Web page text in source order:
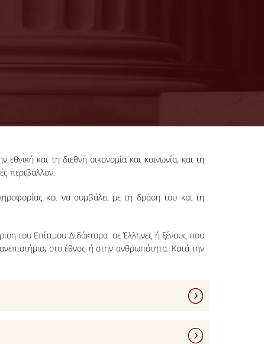
και τη διεθνή οικονομία και κοινωνία, και τη
περιβάλλον.
και να συμβάλει με τη δράση του και τη
του Eπίτιμου Διδάκτορα σε Έλληνες ή ξένους που
στο έθνος ή στην ανθρωπότητα. Κατά την